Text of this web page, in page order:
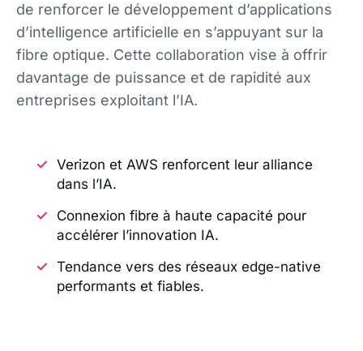
de renforcer le développement d’applications
d’intelligence artificielle en s’appuyant sur la
fibre optique. Cette collaboration vise à offrir
davantage de puissance et de rapidité aux
entreprises exploitant l’IA.
Verizon et AWS renforcent leur alliance
dans l’IA.
Connexion fibre à haute capacité pour
accélérer l’innovation IA.
Tendance vers des réseaux edge-native
performants et fiables.